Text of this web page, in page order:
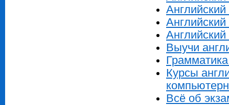
Выучи
Курсы
Всё об